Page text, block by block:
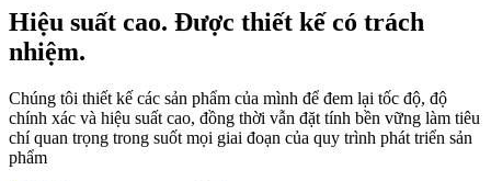
Hiệu suất cao. Được thiết kế có trách
nhiệm.
Chúng tôi thiết kế các sản phẩm của mình để đem lại tốc độ, độ
chính xác và hiệu suất cao, đồng thời vẫn đặt tính bền vững làm tiêu
chí quan trọng trong suốt mọi giai đoạn của quy trình phát triển sản
phẩm